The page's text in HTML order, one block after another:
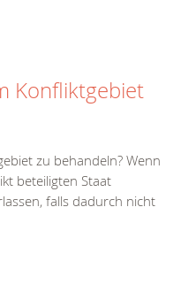
Konfliktgebiet
zu behandeln? Wenn
beteiligten Staat
falls dadurch nicht